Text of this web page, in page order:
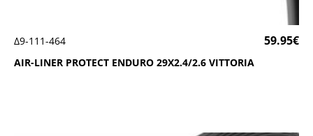
ΑΙR-LΙΝΕR ΡRΟΤΕCΤ ΕΝDURΟ 29Χ2.4/2.6 VΙΤΤΟRΙΑ
Δ9-111-464 59.95€